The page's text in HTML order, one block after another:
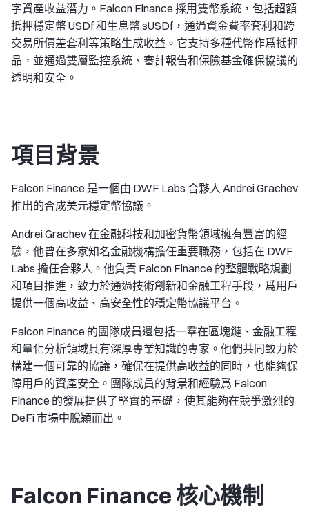
字資產收益潛力。Falcon Finance 採用雙幣系統，包括超額
抵押穩定幣 USDf 和生息幣 sUSDf，通過資金費率套利和跨
交易所價差套利等策略生成收益。它支持多種代幣作爲抵押
品，並通過雙層監控系統、審計報告和保險基金確保協議的
透明和安全。
項目背景
Falcon Finance 是一個由 DWF Labs 合夥人 Andrei Grachev
推出的合成美元穩定幣協議。
Andrei Grachev 在金融科技和加密貨幣領域擁有豐富的經
驗，他曾在多家知名金融機構擔任重要職務，包括在 DWF
Labs 擔任合夥人。他負責 Falcon Finance 的整體戰略規劃
和項目推進，致力於通過技術創新和金融工程手段，爲用戶
提供一個高收益、高安全性的穩定幣協議平台。
Falcon Finance 的團隊成員還包括一羣在區塊鏈、金融工程
和量化分析領域具有深厚專業知識的專家。他們共同致力於
構建一個可靠的協議，確保在提供高收益的同時，也能夠保
障用戶的資產安全。團隊成員的背景和經驗爲 Falcon
Finance 的發展提供了堅實的基礎，使其能夠在競爭激烈的
DeFi 市場中脫穎而出。
Falcon Finance 核心機制